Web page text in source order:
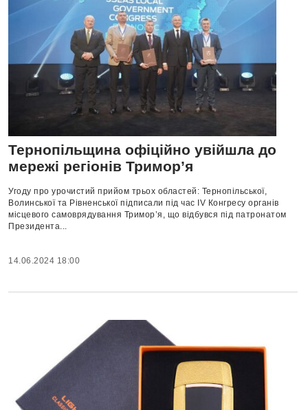
Тернопільщина офіційно увійшла до
мережі регіонів Тримор’я
Угоду про урочистий прийом трьох областей: Тернопільської,
Волинської та Рівненської підписали під час IV Конгресу органів
місцевого самоврядування Тримор’я, що відбувся під патронатом
Президента...
14.06.2024 18:00